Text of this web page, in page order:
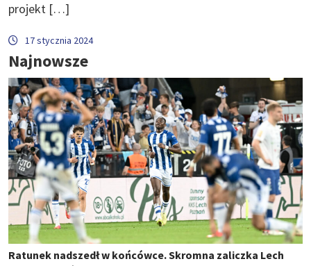
projekt […]
17 stycznia 2024
Najnowsze
Ratunek nadszedł w końcówce. Skromna zaliczka Lech